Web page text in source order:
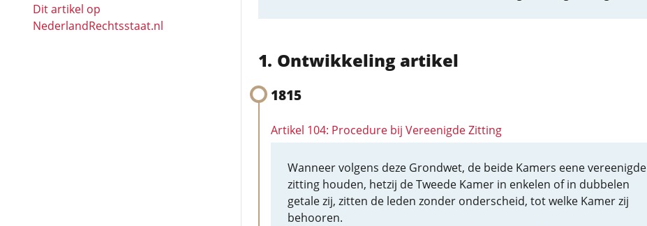
Dit artikel op
NederlandRechts­staat.nl
Ontwikkeling artikel
1815
Artikel 104: Procedure bij Vereenigde Zitting
Wanneer volgens deze Grondwet, de beide Kamers eene vereenigde
zitting houden, hetzij de Tweede Kamer in enkelen of in dubbelen
getale zij, zitten de leden zonder onderscheid, tot welke Kamer zij
behooren.